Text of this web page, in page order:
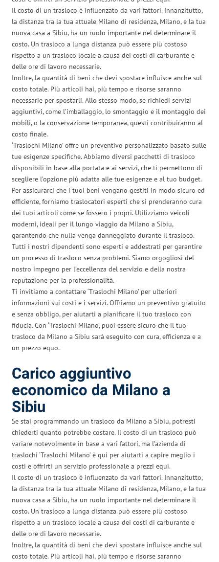
Il costo di un trasloco è influenzato da vari fattori. Innanzitutto,
la distanza tra la tua attuale Milano di residenza, Milano, e la tua
nuova casa a Sibiu, ha un ruolo importante nel determinare il
costo. Un trasloco a lunga distanza può essere più costoso
rispetto a un trasloco locale a causa dei costi di carburante e
delle ore di lavoro necessarie.
Inoltre, la quantità di beni che devi spostare influisce anche sul
costo totale. Più articoli hai, più tempo e risorse saranno
necessarie per spostarli. Allo stesso modo, se richiedi servizi
aggiuntivi, come l’imballaggio, lo smontaggio e il montaggio dei
mobili, o la conservazione temporanea, questi contribuiranno al
costo finale.
‘Traslochi Milano’ offre un preventivo personalizzato basato sulle
tue esigenze specifiche. Abbiamo diversi pacchetti di trasloco
disponibili in base alla portata e ai servizi, che ti permettono di
scegliere l’opzione più adatta alle tue esigenze e al tuo budget.
Per assicurarci che i tuoi beni vengano gestiti in modo sicuro ed
efficiente, forniamo traslocatori esperti che si prenderanno cura
dei tuoi articoli come se fossero i propri. Utilizziamo veicoli
moderni, ideali per il lungo viaggio da Milano a Sibiu,
garantendo che nulla venga danneggiato durante il trasloco.
Tutti i nostri dipendenti sono esperti e addestrati per garantire
un processo di trasloco senza problemi. Siamo orgogliosi del
nostro impegno per l’eccellenza del servizio e della nostra
reputazione per la professionalità.
Ti invitiamo a contattare ‘Traslochi Milano’ per ulteriori
informazioni sui costi e i servizi. Offriamo un preventivo gratuito
e senza obbligo, per aiutarti a pianificare il tuo trasloco con
fiducia. Con ‘Traslochi Milano’, puoi essere sicuro che il tuo
trasloco da Milano a Sibiu sarà eseguito con cura, efficienza e a
un prezzo equo.
Carico aggiuntivo
economico da Milano a
Sibiu
Se stai programmando un trasloco da Milano a Sibiu, potresti
chiederti quanto potrebbe costare. Il costo di un trasloco può
variare notevolmente in base a vari fattori, ma l’azienda di
traslochi ‘Traslochi Milano’ è qui per aiutarti a capire meglio i
costi e offrirti un servizio professionale a prezzi equi.
Il costo di un trasloco è influenzato da vari fattori. Innanzitutto,
la distanza tra la tua attuale Milano di residenza, Milano, e la tua
nuova casa a Sibiu, ha un ruolo importante nel determinare il
costo. Un trasloco a lunga distanza può essere più costoso
rispetto a un trasloco locale a causa dei costi di carburante e
delle ore di lavoro necessarie.
Inoltre, la quantità di beni che devi spostare influisce anche sul
costo totale. Più articoli hai, più tempo e risorse saranno